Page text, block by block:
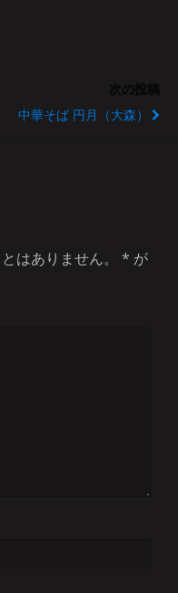
中華そば 円月（大森）
はありません。 * が